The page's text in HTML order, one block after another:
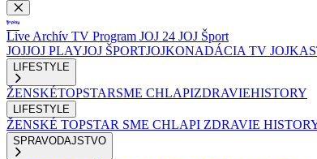
Live Archív TV Program JOJ 24 JOJ Šport
JOJJOJ PLAYJOJ ŠPORTJOJKONADÁCIA TV JOJ
LIFESTYLE
ŽENSKÉTOPSTARSME CHLAPIZDRAVIEHISTORY
LIFESTYLE
ŽENSKÉ TOPSTAR SME CHLAPI ZDRAVIE
SPRAVODAJSTVO